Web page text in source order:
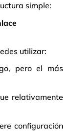
simple:
utilizar:
pero el más
relativamente
configuración